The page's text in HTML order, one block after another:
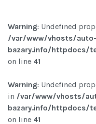
Warning: Undefined
/var/www/vhosts/auto-
bazary.info/httpdocs/
on line 41
Warning: Undefined
in /var/www/vhosts/
bazary.info/httpdocs/
on line 41